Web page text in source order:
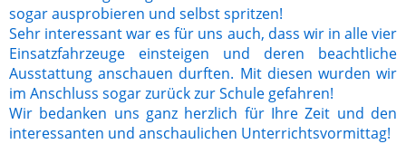
sogar ausprobieren und selbst spritzen!
Sehr interessant war es für uns auch, dass wir in alle vier
Einsatzfahrzeuge einsteigen und deren beachtliche
Ausstattung anschauen durften. Mit diesen wurden wir
im Anschluss sogar zurück zur Schule gefahren!
Wir bedanken uns ganz herzlich für Ihre Zeit und den
interessanten und anschaulichen Unterrichtsvormittag!